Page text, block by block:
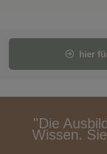
hier
"Die
Wissen.